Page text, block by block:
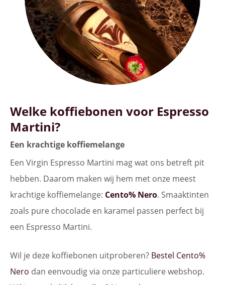
Welke koffiebonen voor Espresso
Martini?
Een krachtige koffiemelange
Een Virgin Espresso Martini mag wat ons betreft pit
hebben. Daarom maken wij hem met onze meest
krachtige koffiemelange: Cento% Nero. Smaaktinten
zoals pure chocolade en karamel passen perfect bij
een Espresso Martini.
Wil je deze koffiebonen uitproberen? Bestel Cento%
Nero dan eenvoudig via onze particuliere webshop.